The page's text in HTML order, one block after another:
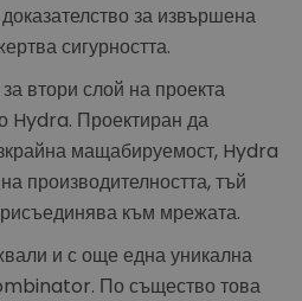
за извършена
сигурността.
втори слой на проекта
Hydra. Проектиран да
мащабируемост, Hydra
производителността, тъй
към мрежата.
и с още една уникална
По същество това